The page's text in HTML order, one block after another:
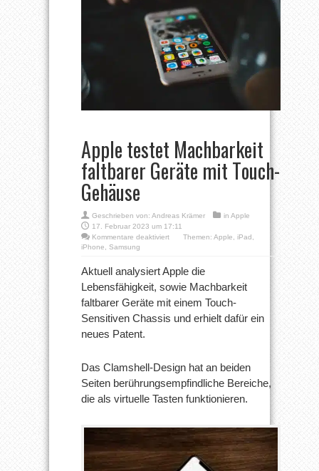
Apple testet Machbarkeit
faltbarer Geräte mit Touch-
Gehäuse
Geschrieben von: Andreas Krämer in Apple
17. Februar 2023 um 17:11
Kommentare deaktiviertfür
Machbarkeit
faltbarer
Geräte
Touch-
Gehäuse
Themen: Apple, iPad ,
iPhone, Samsung
Aktuell analysiert Apple die
Lebensfähigkeit, sowie Machbarkeit
faltbarer Geräte mit einem Touch-
Sensitiven Chassis und erhielt dafür ein
neues Patent.
Das Clamshell-Design hat an beiden
Seiten berührungsempfindliche Bereiche,
die als virtuelle Tasten funktionieren.